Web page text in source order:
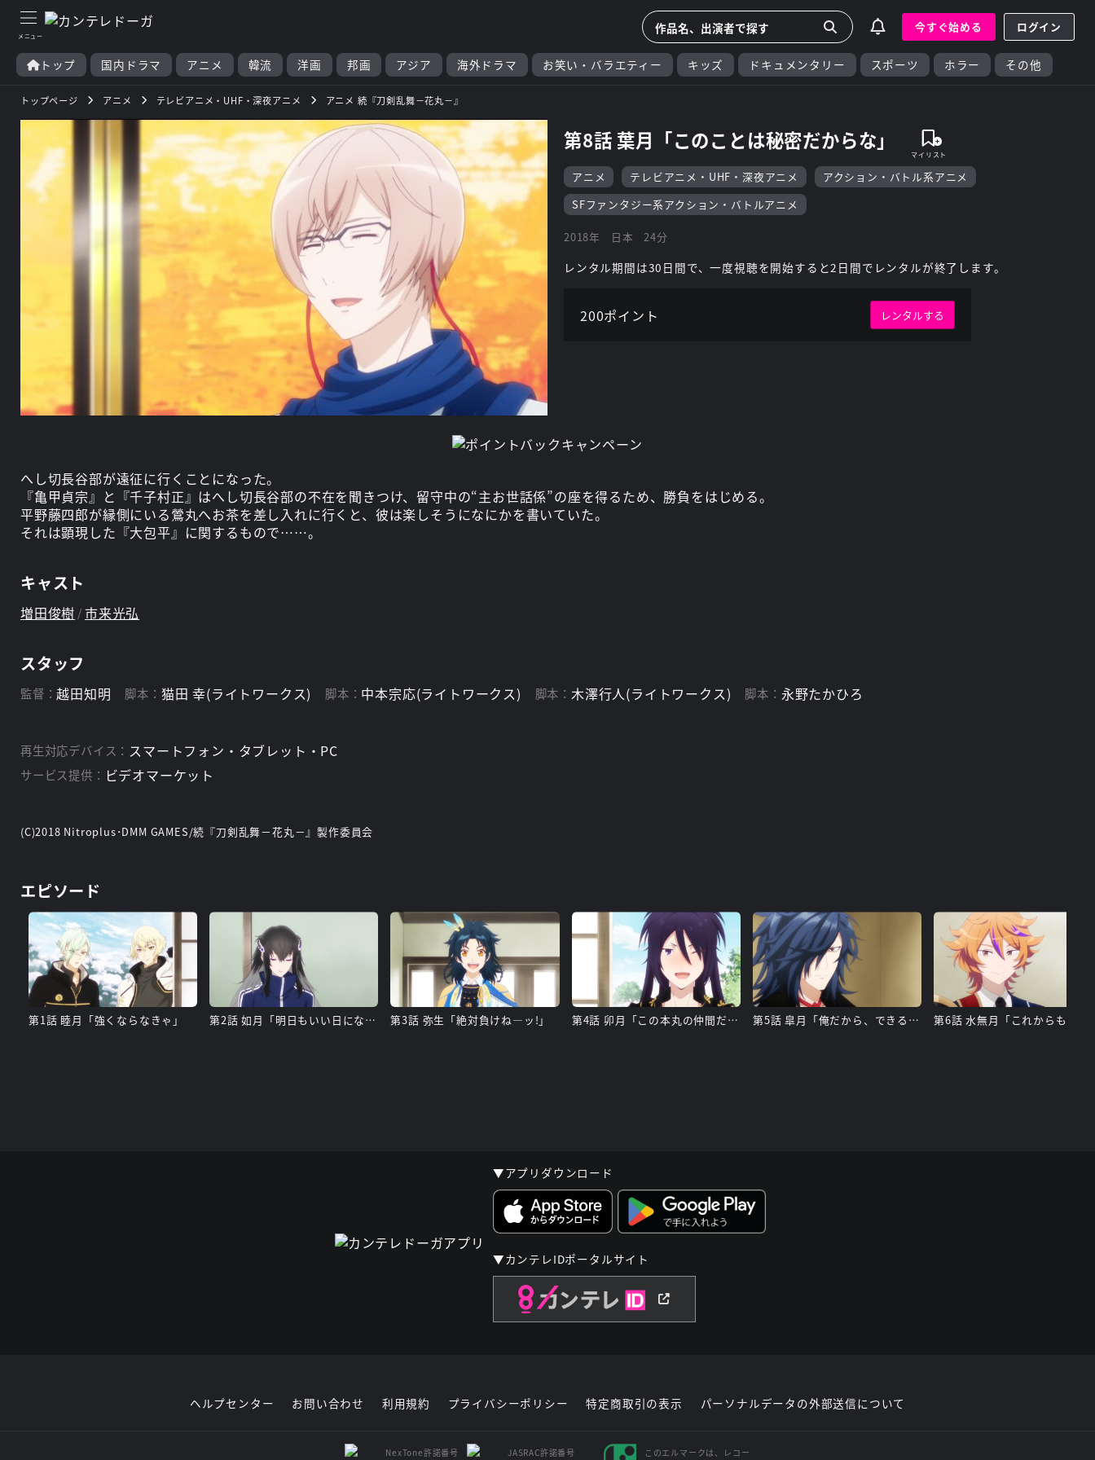
今すぐ始める ログイン
トップ 国内ドラマ アニメ 韓流 洋画 邦画 アジア 海外ドラマ お笑い・バラエティー キッズ ドキュメンタリー スポーツ ホラー その他
トップページ アニメ テレビアニメ・UHF・深夜アニメ アニメ 続『刀剣乱舞－花丸－』
第8話 葉月「このことは秘密だからな」
アニメ テレビアニメ・UHF・深夜アニメ
アクション・バトル系アニメ
SFファンタジー系アクション・バトルアニメ
2018年 日本 24分
レンタル期間は30日間で、一度視聴を開始すると2日間でレンタルが終了します。
200ポイント レンタルする
へし切長谷部が遠征に行くことになった。
『亀甲貞宗』と『千子村正』はへし切長谷部の不在を聞きつけ、留守中の“主お世話係”の座を得るため、勝負をはじめる。
平野藤四郎が縁側にいる鶯丸へお茶を差し入れに行くと、彼は楽しそうになにかを書いていた。
それは顕現した『大包平』に関するもので……。
キャスト
増田俊樹 市来光弘
スタッフ
監督：越田知明 脚本： 猫田 幸(ライトワークス) 脚本： 中本宗応(ライトワークス) 脚本： 木澤行人(ライトワークス) 脚本： 永野たかひろ
再生対応デバイス： スマートフォン・タブレット・PC
サービス提供： ビデオマーケット
(C)2018 Nitroplus･DMM GAMES/続『刀剣乱舞－花丸－』製作委員会
エピソード
第1話 睦月「強くならなきゃ」 第2話 如月「明日もいい日になりますように」 第3話 弥生「絶対負けね―ッ!」 第4話 卯月「この本丸の仲間だからだ」 第5話 皐月「俺だから、できること」
▼アプリダウンロード
▼カンテレIDポータルサイト
ヘルプセンター お問い合わせ 利用規約 プライバシーポリシー 特定商取引の表示 パーソナルデータの外部送信について
NexTone許諾番号 JASRAC許諾番号 このエルマークは、レコー